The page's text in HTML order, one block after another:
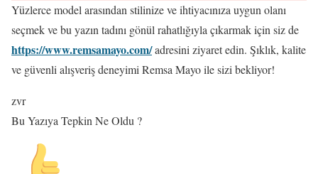
Yüzlerce model arasından stilinize ve ihtiyacınıza uygun olanı
seçmek ve bu yazın tadını gönül rahatlığıyla çıkarmak için siz de
https://www.remsamayo.com/adresini ziyaret edin. Şıklık, kalite
ve güvenli alışveriş deneyimi Remsa Mayo ile sizi bekliyor!
zvr
Bu Yazıya Tepkin Ne Oldu ?